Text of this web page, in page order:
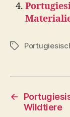
Tags
←
Wildtiere